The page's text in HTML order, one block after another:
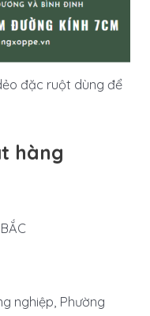
đặc ruột dùng để
hàng
nghiệp, Phường